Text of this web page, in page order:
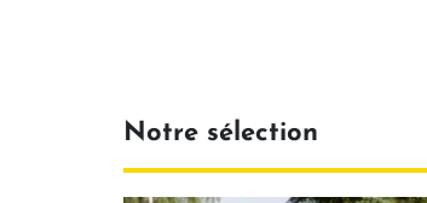
Notre sélection